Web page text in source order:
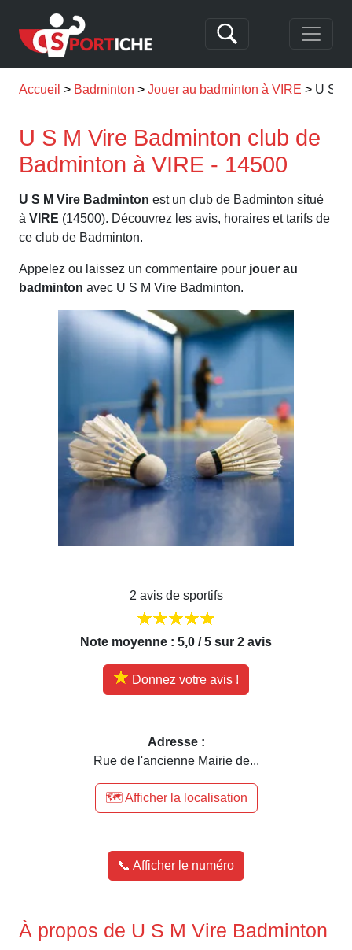
Accueil Badminton Jouer au badminton à VIRE U S
U S M Vire Badminton club de
Badminton à VIRE - 14500
U S M Vire Badminton est un club de Badminton situé
à VIRE (14500). Découvrez les avis, horaires et tarifs de
ce club de Badminton.
Appelez ou laissez un commentaire pour jouer au
badminton avec U S M Vire Badminton.
2 avis de sportifs
Note moyenne : 5,0 / 5 sur 2 avis
Donnez votre avis !
Adresse :
Rue de l'ancienne Mairie de...
🗺️ Afficher la localisation
📞 Afficher le numéro
À propos de U S M Vire Badminton